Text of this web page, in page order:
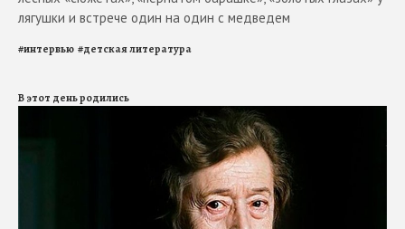
лягушки и встрече один на один с медведем
#интервью #детская литература
В этот день родились